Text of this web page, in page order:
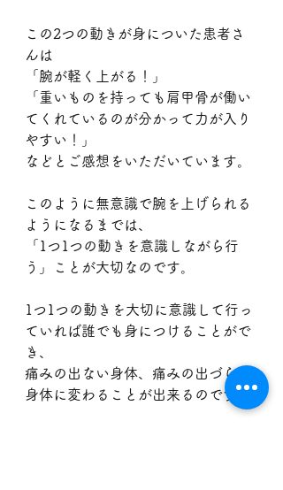
この2つの動きが身についた患者さ
んは
「腕が軽く上がる！」
「重いものを持っても肩甲骨が働い
てくれているのが分かって力が入り
やすい！」
などとご感想をいただいています。
このように無意識で腕を上げられる
ようになるまでは、
「1つ1つの動きを意識しながら行
う」ことが大切なのです。
1つ1つの動きを大切に意識して行っ
ていれば誰でも身につけることがで
き、
痛みの出ない身体、痛みの出づらい
身体に変わることが出来るのです。